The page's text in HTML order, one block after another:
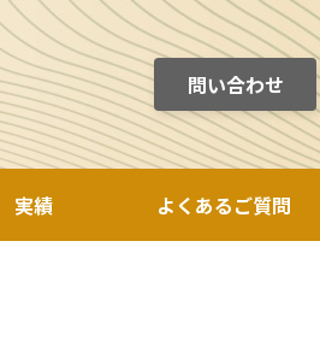
問い合わせ
実績 よくあるご質問